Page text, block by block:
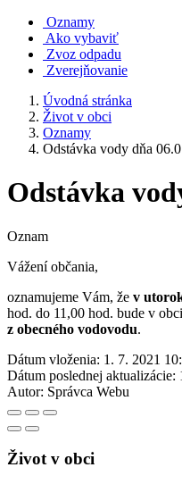
Oznamy
Ako vybaviť
Zvoz odpadu
Zverejňovanie
Úvodná stránka
Život v obci
Oznamy
Odstávka vody dňa
Odstávka
Oznam
Vážení občania,
oznamujeme Vám, že v
hod. do 11,00 hod. bude v
z obecného vodovodu.
Dátum vloženia: 1. 7. 2021
Dátum poslednej aktualizácie:
Autor: Správca Webu
Život v obci